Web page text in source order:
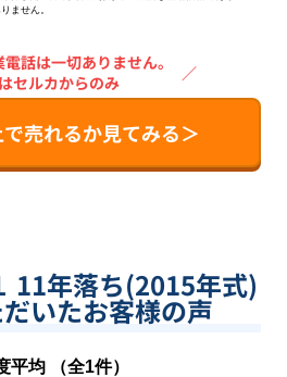
ません。
話は一切ありません。
セルカからのみ
／
売れるか見てみる＞
11年落ち(2015年式)
いたお客様の声
平均 （全1件）